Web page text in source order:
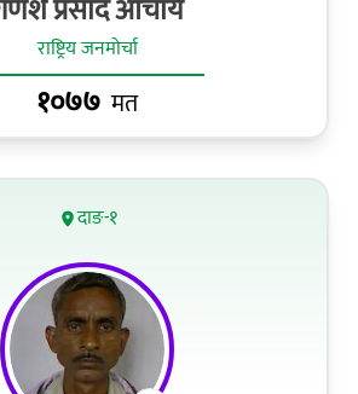
प्रसाद आचार्य
राष्ट्रिय जनमोर्चा
१०७७ मत
दाङ-१